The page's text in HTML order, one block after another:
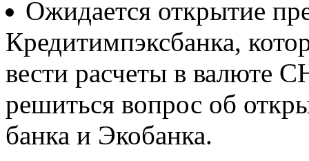
Ожидается открытие
Кредитимпэксбанка,
вести расчеты в валюте
решиться вопрос об
банка и Экобанка.